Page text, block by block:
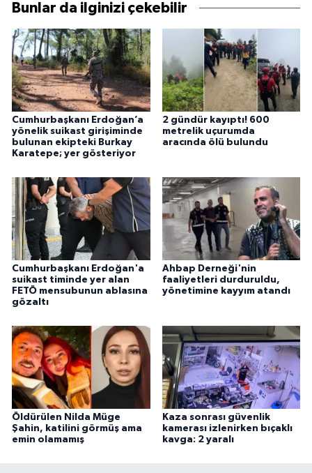
Bunlar da ilginizi çekebilir
Cumhurbaşkanı Erdoğan’a
yönelik suikast girişiminde
bulunan ekipteki Burkay
Karatepe; yer gösteriyor
2 gündür kayıptı! 600
metrelik uçurumda
aracında ölü bulundu
Cumhurbaşkanı Erdoğan'a
suikast timinde yer alan
FETÖ mensubunun ablasına
gözaltı
Ahbap Derneği'nin
faaliyetleri durduruldu,
yönetimine kayyım atandı
Öldürülen Nilda Müge
Şahin, katilini görmüş ama
emin olamamış
Kaza sonrası güvenlik
kamerası izlenirken bıçaklı
kavga: 2 yaralı